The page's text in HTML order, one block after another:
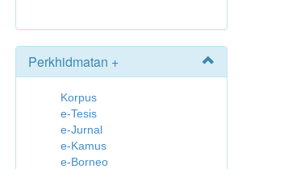
Perkhidmatan +
Korpus
e-Tesis
e-Jurnal
e-Kamus
e-Borneo